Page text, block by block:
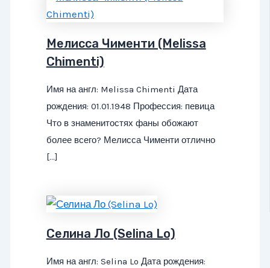
Мелисса Чименти (Melissa
Chimenti)
Имя на англ: Melissa Chimenti Дата
рождения: 01.01.1948 Профессия: певица
Что в знаменитостях фаны обожают
более всего? Мелисса Чименти отлично
[…]
Селина Ло (Selina Lo)
Имя на англ: Selina Lo Дата рождения: